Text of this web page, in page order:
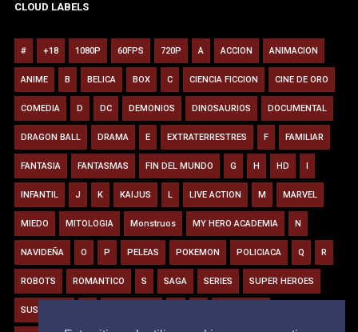
CLOUD LABELS
# +18 1080P 60FPS 720P A ACCION ANIMACION
ANIME B BELICA BOX C CIENCIA FICCION CINE DE ORO
COMEDIA D DC DEMONIOS DINOSAURIOS DOCUMENTAL
DRAGON BALL DRAMA E EXTRATERRESTRES F FAMILIAR
FANTASIA FANTASMAS FIN DEL MUNDO G H HD
INFANTIL J K KAIJUS L LIVE ACTION M MARVEL
MIEDO MITOLOGIA Monstruos MY HERO ACADEMIA N
NAVIDEÑA O P PELEAS POKEMON POLICIACA Q R
ROBOTS ROMANTICO S SAGA SERIES SUPER HEROES
SUSPENSO